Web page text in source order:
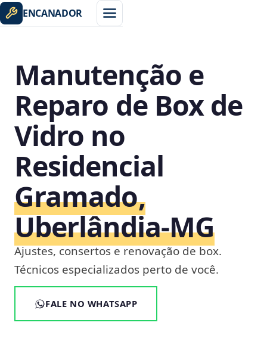
ENCANADOR
Manutenção e
Reparo de Box de
Vidro no
Residencial
Gramado,
Uberlândia‑MG
Ajustes, consertos e renovação de box.
Técnicos especializados perto de você.
FALE NO WHATSAPP